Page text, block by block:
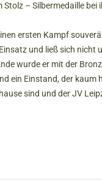
– Silbermedaille
ersten Kampf
und ließ sich
wurde er mit der
ein Einstand, der kaum
sind und der JV